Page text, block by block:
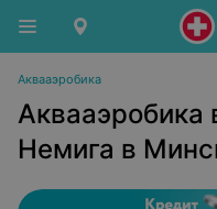
Аквааэробика
Аквааэробика
Немига в